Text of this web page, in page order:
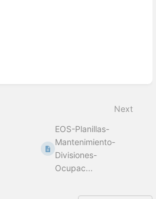
Next
EOS-Planillas-
Mantenimiento-
Divisiones-
Ocupac...